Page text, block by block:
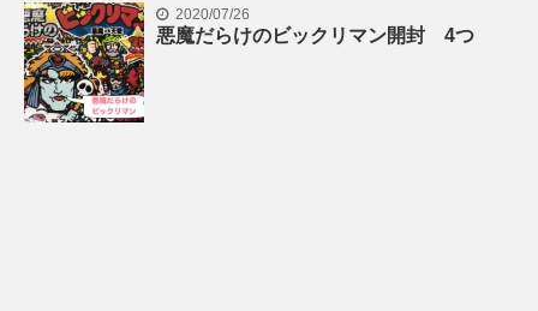
2020/07/26
悪魔だらけのビックリマン開封 4つ